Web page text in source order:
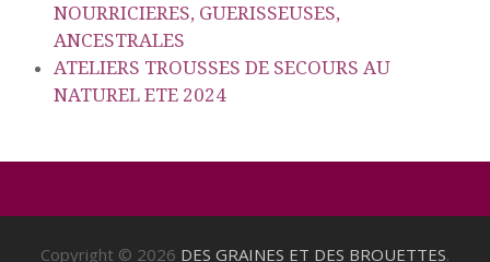
NOURRICIERES, GUERISSEUSES,
ANCESTRALES
ATELIERS TROUSSES DE SECOURS AU
NATUREL ETE 2024
Copyright © 2026 DES GRAINES ET DES BROUETTES.